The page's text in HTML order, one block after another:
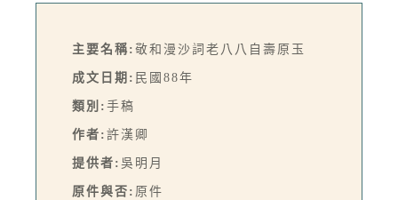
主要名稱: 敬和漫沙詞老八八自壽原玉
成文日期: 民國88年
類別: 手稿
作者: 許漢卿
提供者: 吳明月
原件與否: 原件